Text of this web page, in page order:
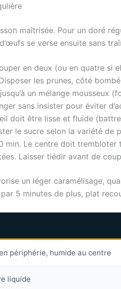
maîtrisée. Pour un doré
se verse ensuite sans
en deux (ou en quatre si
les prunes, côté
un mélange mousseux
sans insister pour éviter
doit être lisse et fluide
le sucre selon la variété de
min. Le centre doit trembloter
Laisser tiédir avant de
un léger caramélisage,
5 minutes de plus, plat
périphérie, humide au centre
liquide